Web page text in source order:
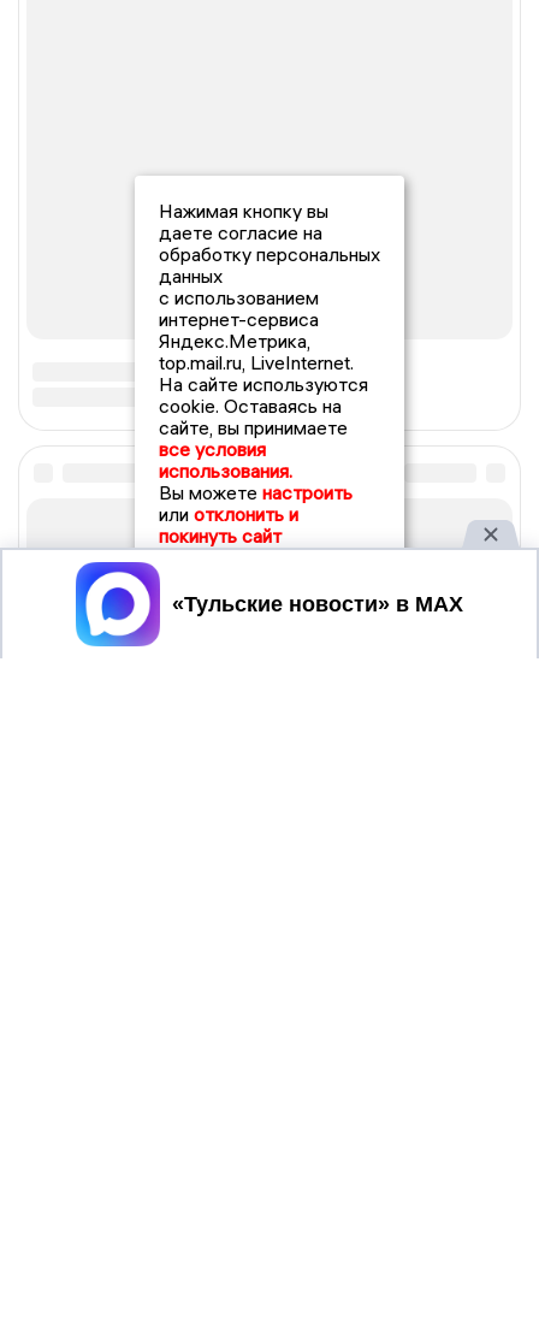
Нажимая кнопку вы
даете согласие на
обработку персональных
данных
с использованием
интернет-сервиса
Яндекс.Метрика,
top.mail.ru, LiveInternet.
На сайте используются
cookie. Оставаясь на
сайте, вы принимаете
все условия
использования.
Вы можете настроить
или отклонить и
покинуть сайт
Принять